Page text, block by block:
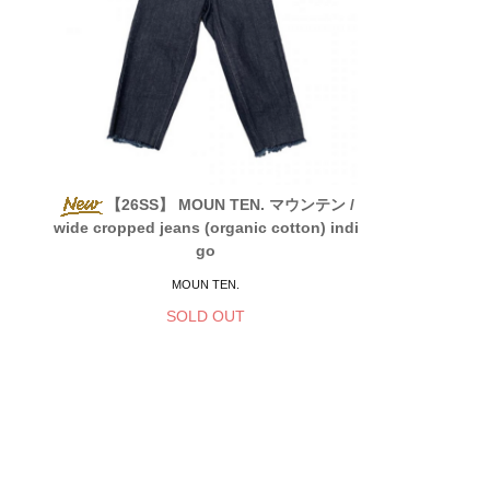
【26SS】 MOUN TEN. マウンテン /
wide cropped jeans (organic cotton) indi
go
MOUN TEN.
SOLD OUT